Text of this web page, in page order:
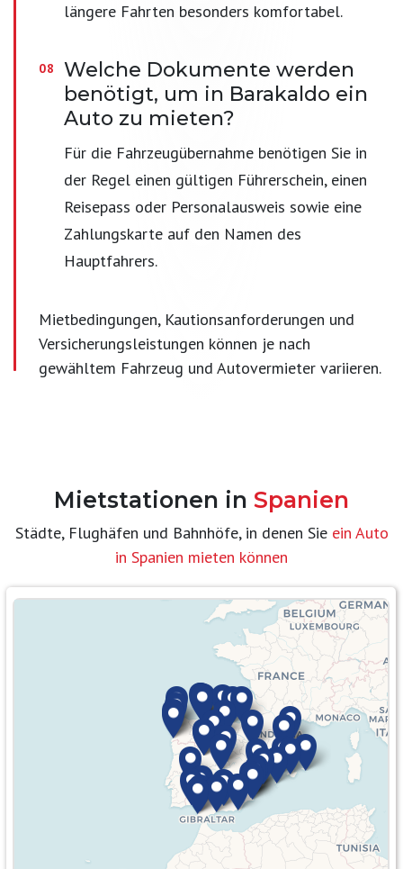
längere Fahrten besonders komfortabel.
Welche Dokumente werden
benötigt, um in Barakaldo ein
Auto zu mieten?
Für die Fahrzeugübernahme benötigen Sie in
der Regel einen gültigen Führerschein, einen
Reisepass oder Personalausweis sowie eine
Zahlungskarte auf den Namen des
Hauptfahrers.
Mietbedingungen, Kautionsanforderungen und
Versicherungsleistungen können je nach
gewähltem Fahrzeug und Autovermieter variieren.
Mietstationen in Spanien
Städte, Flughäfen und Bahnhöfe, in denen Sie ein Auto
in Spanien mieten können